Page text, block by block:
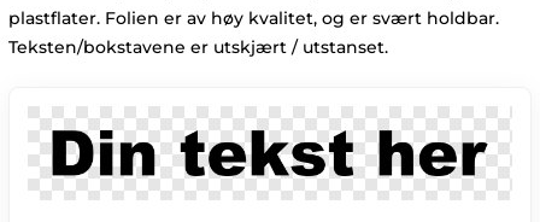
plastflater. Folien er av høy kvalitet, og er svært holdbar.
Teksten/bokstavene er utskjært / utstanset.